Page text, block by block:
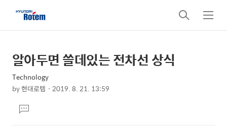
검
색
메
뉴
상
세
컨
텐
츠
본
문
제
목
알아두면 쓸데있는 전차선 상식
Technology
by현대로템 2019. 8. 21. 13:59
문댓
글